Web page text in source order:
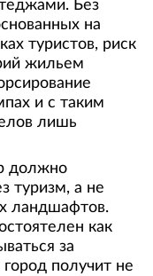
Без
на
туристов, риск
жильем
и с таким
лишь
должно
туризм, а не
ландшафтов.
как
за
получит не